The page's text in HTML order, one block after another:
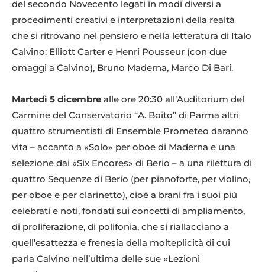
del secondo Novecento legati in modi diversi a
procedimenti creativi e interpretazioni della realtà
che si ritrovano nel pensiero e nella letteratura di Italo
Calvino: Elliott Carter e Henri Pousseur (con due
omaggi a Calvino), Bruno Maderna, Marco Di Bari.
Martedì 5 dicembre alle ore 20:30 all’Auditorium del
Carmine del Conservatorio “A. Boito” di Parma altri
quattro strumentisti di Ensemble Prometeo daranno
vita – accanto a «Solo» per oboe di Maderna e una
selezione dai «Six Encores» di Berio – a una rilettura di
quattro Sequenze di Berio (per pianoforte, per violino,
per oboe e per clarinetto), cioè a brani fra i suoi più
celebrati e noti, fondati sui concetti di ampliamento,
di proliferazione, di polifonia, che si riallacciano a
quell’esattezza e frenesia della molteplicità di cui
parla Calvino nell’ultima delle sue «Lezioni